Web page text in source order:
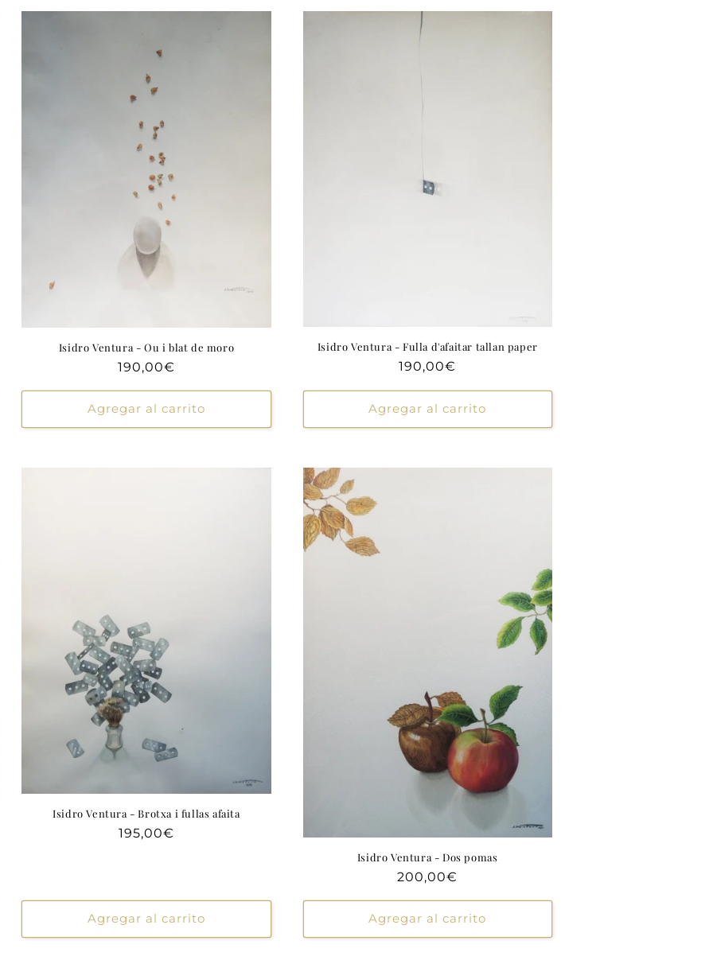
Isidro Ventura - Ou i blat de moro
Precio
habitual
190,00€
Agregar al carrito
Isidro Ventura - Fulla d'afaitar tallan paper
Precio
190,00€
Agregar al carrito
Isidro Ventura - Brotxa i fullas afaita
Precio
195,00€
Agregar al carrito
Isidro Ventura - Dos pomas
Precio
200,00€
Agregar al carrito